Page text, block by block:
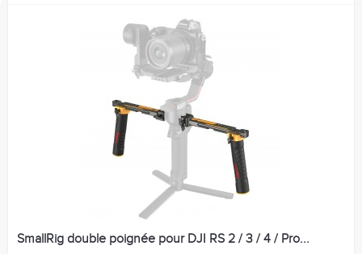
SmallRig double poignée pour DJI RS 2 / 3 / 4 / Pro...